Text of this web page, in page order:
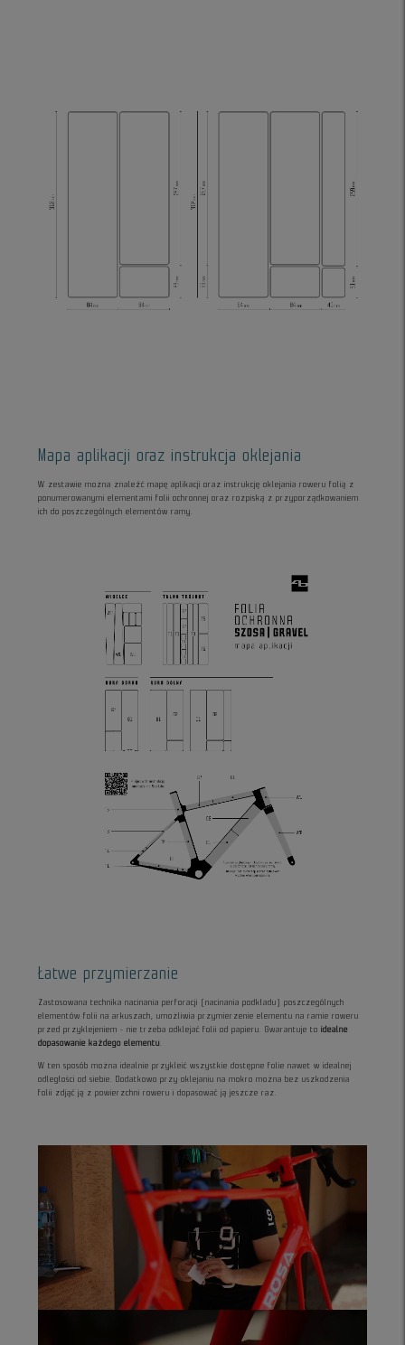
Mapa aplikacji oraz instrukcja oklejania
W zestawie można znaleźć mapę aplikacji oraz instrukcję oklejania roweru folią z
ponumerowanymi elementami folii ochronnej oraz rozpiską z przyporządkowaniem
ich do poszczególnych elementów ramy.
Łatwe przymierzanie
Zastosowana technika nacinania perforacji (nacinania podkładu) poszczególnych
elementów folii na arkuszach, umożliwia przymierzenie elementu na ramie roweru
przed przyklejeniem - nie trzeba odklejać folii od papieru. Gwarantuje toidealne
dopasowanie każdego elementu.
W ten sposób można idealnie przykleić wszystkie dostępne folie nawet w idealnej
odległości od siebie. Dodatkowo przy oklejaniu na mokro można bez uszkodzenia
folii zdjąć ją z powierzchni roweru i dopasować ją jeszcze raz.